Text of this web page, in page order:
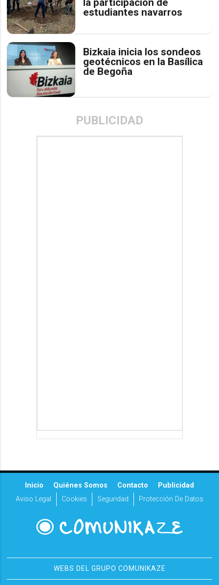
la participación de
estudiantes navarros
Bizkaia inicia los sondeos
geotécnicos en la Basílica
de Begoña
PUBLICIDAD
Inicio Quiénes Somos Contacto
Publicidad
Aviso Legal
Cookies Seguridad Protección De Datos
WEBS DEL GRUPO COMUNIKAZE